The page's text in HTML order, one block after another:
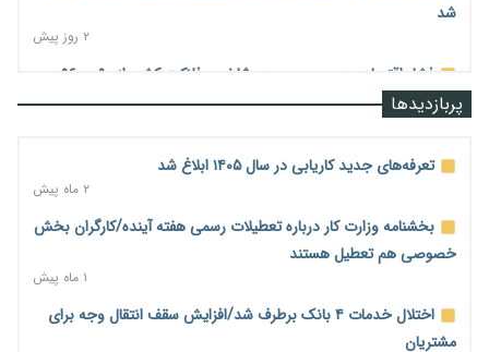
شد
۲ روز پیش
فشار اقتصادی در مسیر صعود؛ شاخص فلاکت کشور از ۹۰ به ۹۶
درصد رسید
رشد ۷۵ هزار میلیاردی بازار خرید اعتباری؛ فین‌تک‌ها وارد میدان
احتمال اختلال ۲۴ ساعته در سامانه‌های تأمین اجتماعی
۲ روز پیش
آغاز اجرای پایلوت «ردا کارت» برای دانشجویان تحصیلات تکمیلی
پربازدیدها
تعرفه‌های جدید کاریابی در سال ۱۴۰۵ ابلاغ شد
۲ ماه پیش
بخشنامه وزارت کار درباره تعطیلات رسمی هفته آینده/کارگران بخش
خصوصی هم تعطیل هستند
۱ ماه پیش
اختلال خدمات ۴ بانک برطرف شد/افزایش سقف انتقال وجه برای
مشتریان